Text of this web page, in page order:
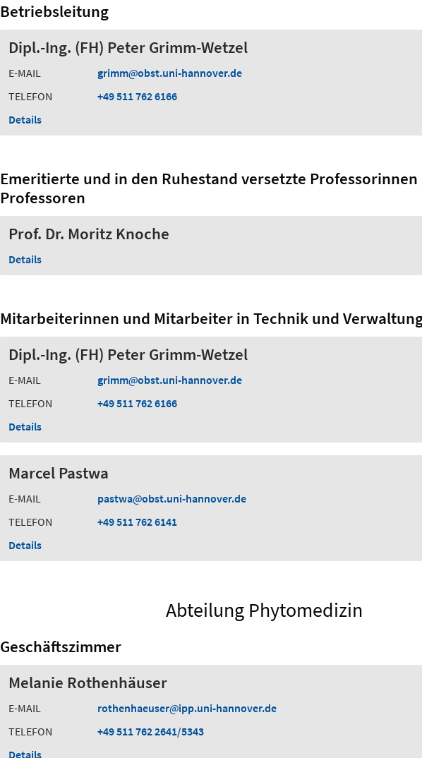
Betriebsleitung
Dipl.-Ing. (FH) Peter Grimm-Wetzel
E-MAIL grimm
obst.uni-hannover.de
TELEFON
+49 511 762 6166
Details
Emeritierte und in den Ruhestand versetzte Professorinnen
Professoren
Prof. Dr. Moritz Knoche
Details
Mitarbeiterinnen und Mitarbeiter in Technik und
Dipl.-Ing. (FH) Peter Grimm-Wetzel
E-MAIL grimm
obst.uni-hannover.de
TELEFON
+49 511 762 6166
Details
Marcel Pastwa
E-MAIL pastwa
obst.uni-hannover.de
TELEFON
+49 511 762 6141
Details
Abteilung Phytomedizin
Geschäftszimmer
Melanie Rothenhäuser
E-MAIL rothenhaeuser
ipp.uni-hannover.de
TELEFON
+49 511 762 2641/5343
Details